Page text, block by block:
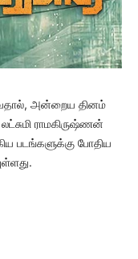
அன்றைய தினம்
லட்சுமி ராமகிருஷ்ணன்
படங்களுக்கு போதிய